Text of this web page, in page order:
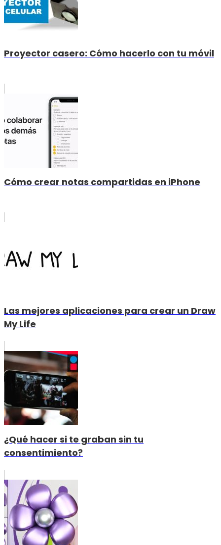
Proyector casero: Cómo hacerlo con tu móvil
Cómo crear notas compartidas en iPhone
Las mejores aplicaciones para crear un Draw
My Life
¿Qué hacer si te graban sin tu
consentimiento?